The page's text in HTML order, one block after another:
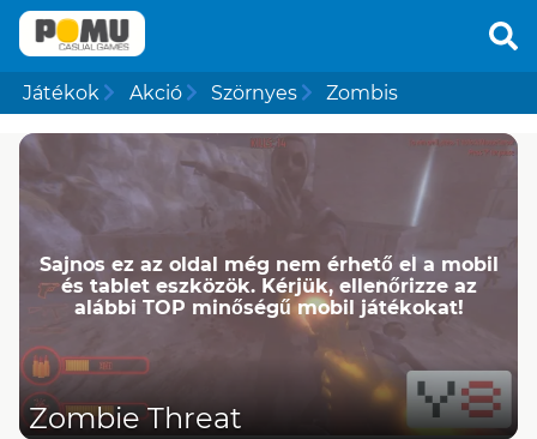
Játékok Akció Szörnyes Zombis
Sajnos ez az oldal még nem érhető el a mobil
és tablet eszközök. Kérjük, ellenőrizze az
alábbi TOP minőségű mobil játékokat!
Zombie Threat